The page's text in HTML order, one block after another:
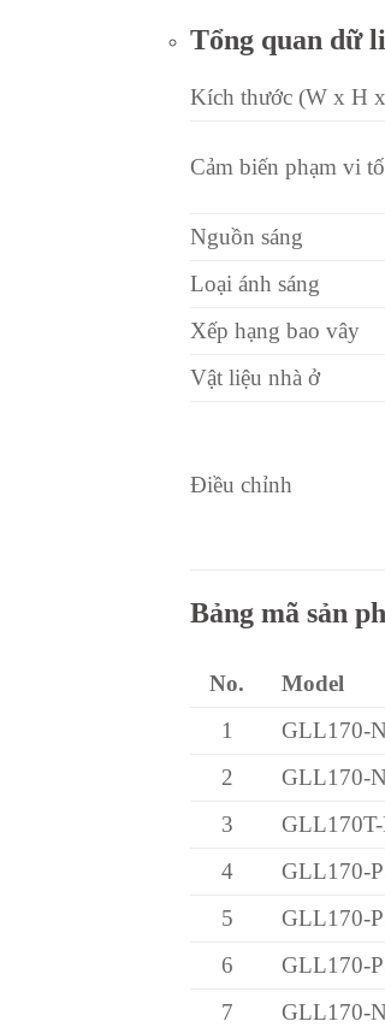
Tổng quan dữ
Kích thước (W x H
Cảm biến phạm vi
Nguồn sáng
Loại ánh sáng
Xếp hạng bao vây
Vật liệu nhà ở
Điều chỉnh
Bảng mã sản
No. Model
1
GLL170-
2
GLL170-
3
4
GLL170-
5
GLL170-
6
GLL170-
7
GLL170-